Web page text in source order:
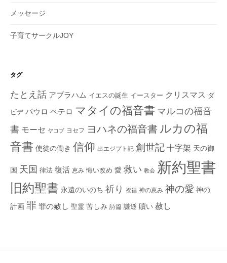
メッセージ
子育てサークルJOY
タグ
たとえ話 アブラハム イエスの誕生 イースター クリスマス ダ
ビデ パウロ ペテロ マタイの福音書 マルコの福音
書 モーセ ヤコブ ヨセフ ヨハネの福音書 ルカの福
音書 使徒の働き 信仰 出エジプト記 創世記 十字架 天の御
国 天国 律法 復活 恵み 悔い改め 愛 救い 教会 新約聖書
旧約聖書 永遠のいのち 祈り 祝福 神の恵み 神の愛 神の
計画 罪 罪の赦し 聖霊 苦しみ 詩篇 謙遜 贖い 赦し